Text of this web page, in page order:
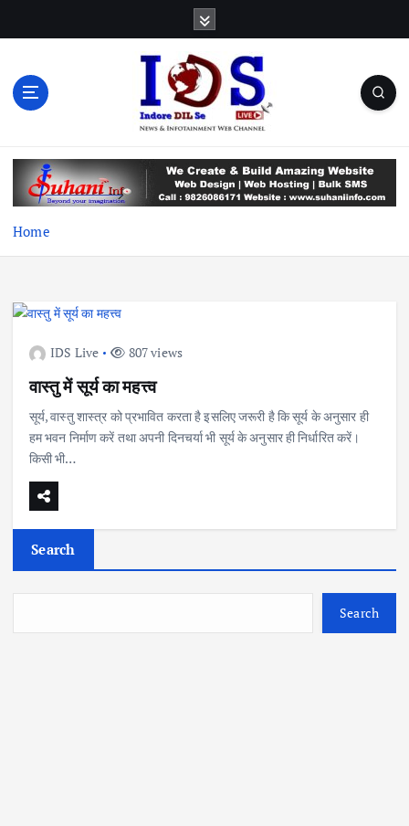
t
Home
IDS Live 807 views
वास्तु में सूर्य का महत्त्व
सूर्य, वास्तु शास्त्र को प्रभावित करता है इसलिए जरूरी है कि सूर्य के अनुसार ही
हम भवन निर्माण करें तथा अपनी दिनचर्या भी सूर्य के अनुसार ही निर्धारित करें।
किसी भी…
Search
Search